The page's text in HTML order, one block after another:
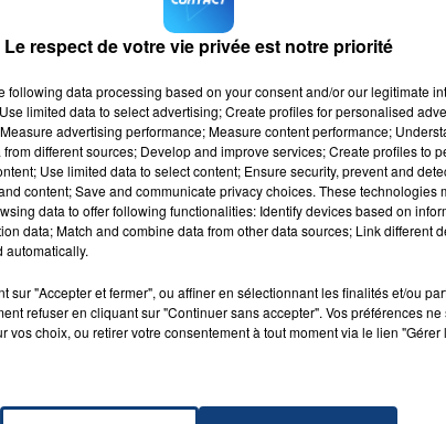
Pour le moment, aucune date de sortie de l'album
RADIO CONTACT
Le respect de votre vie privée est notre priorité
following data processing based on your consent and/or our legitimate
limited data to select advertising; Create profiles for personalised
advertising performance; Measure content performance;
different sources; Develop and improve services; Create profiles to
Use limited data to select content; Ensure security, prevent and
content; Save and communicate privacy choices. These technologies
data to offer following functionalities: Identify devices based on
data; Match and combine data from other data sources; Link different
automatically.
sur "Accepter et fermer", ou affiner en sélectionnant les finalités et/ou
refuser en cliquant sur "Continuer sans accepter". Vos préférences
vos choix, ou retirer votre consentement à tout moment via le lien